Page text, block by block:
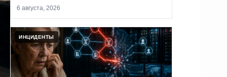
проник в систему сторонней компании
6 августа, 2026
ИНЦИДЕНТЫ